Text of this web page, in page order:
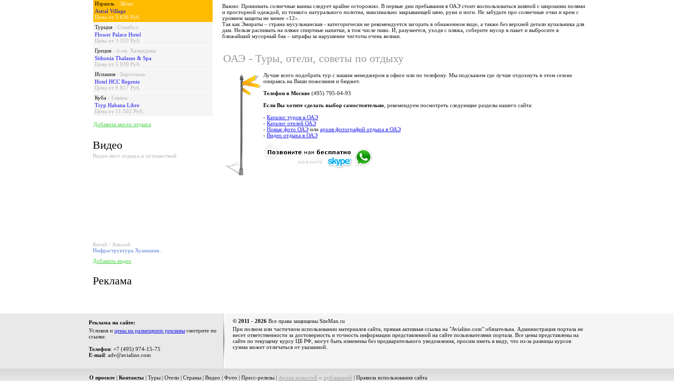
Израиль - Эйлат
Astral Village
Цена от 3 636 Руб.
Турция - Стамбул
Flower Palace Hotel
Цена от 3 333 Руб.
Греция - п-ов. Халкидики
Sithonia Thalasso & Spa
Цена от 5 939 Руб.
Испания - Барселона
Hotel HCC Regente
Цена от 9 817 Руб.
Куба - Гавана
Tryp Habana Libre
Цена от 11 502 Руб.
Добавить место отдыха
Видео
Видео мест отдыха и путешествий
Китай / Аньхой
Инфраструктура Хуаншаня..
Добавить видео
Реклама
Важно: Принимать солнечные ванны следует крайне осторожно. В первые дни пребывания в ОАЭ стоит воспользоваться шляпой с широкими полями
и просторной одеждой, из тонкого натурального полотна, максимально закрывающей шею, руки и ноги. Не забудьте про солнечные очки и крем с
уровнем защиты не менее «12».
Так как Эмираты – страна мусульманская - категорически не рекомендуется загорать в обнаженном виде, а также без верхней детали купальника для
дам. Нельзя распивать на пляже спиртные напитки, в том числе пиво. И, разумеется, уходя с пляжа, соберите мусор в пакет и выбросите в
ближайший мусорный бак – штрафы за нарушение чистоты очень велики.
ОАЭ - Туры, отели, советы по отдыху
Лучше всего подобрать тур с нашим менеджером в офисе или по телефону. Мы подскажем где лучше отдохнуть в этом сезоне
опираясь на Ваши пожелания и бюджет.
Телефон в Москве (495) 795-04-93
Если Вы хотите сделать выбор самостоятельно , рекомендуем посмотреть следующие разделы нашего сайта:
- Каталог туров в ОАЭ
- Каталог отелей ОАЭ
- Новые фото ОАЭ или архив фотографий отдыха в ОАЭ
- Видео отдыха в ОАЭ
Реклама на сайте:
Условия и цены на размещение рекламы смотрите по
ссылке.
Телефон: +7 (495) 974-15-75
E-mail: adv@avialine.com
© 2011 - 2026 Все права защищены SiteMan.ru
При полном или частичном использовании материалов сайта, прямая активная ссылка на "Avialine.com" обязательна. Администрация портала не
несет ответственности за достоверность и точность информации представленной на сайте пользователями портала. Все цены представлены на
сайте по текущему курсу ЦБ РФ, могут быть изменены без предварительного уведомления, просим иметь в виду, что из-за разницы курсов
сумма может отличаться от указанной.
О проекте | Контакты | Туры | Отели | Страны | Видео | Фото | Пресс-релизы | Архив новостей и публикаций | Правила использования сайта